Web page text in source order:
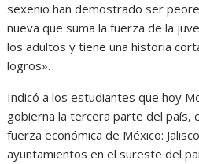
sexenio han demostrado ser
nueva que suma la fuerza de la
los adultos y tiene una historia
logros».
Indicó a los estudiantes que hoy
gobierna la tercera parte del país,
fuerza económica de México:
ayuntamientos en el sureste del